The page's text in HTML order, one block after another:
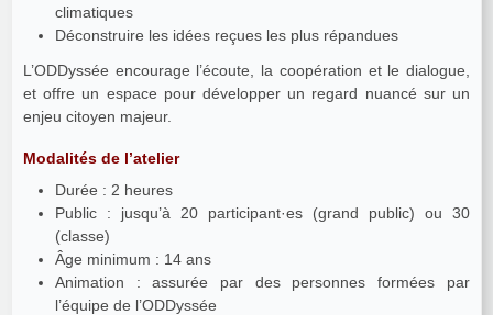
climatiques
Déconstruire les idées reçues les plus répandues
L’ODDyssée encourage l’écoute, la coopération et le dialogue,
et offre un espace pour développer un regard nuancé sur un
enjeu citoyen majeur.
Modalités de l’atelier
Durée : 2 heures
Public : jusqu’à 20 participant·es (grand public) ou 30
(classe)
Âge minimum : 14 ans
Animation : assurée par des personnes formées par
l’équipe de l’ODDyssée